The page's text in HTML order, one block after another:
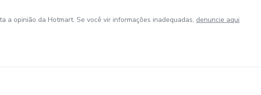
a opinião da Hotmart. Se você vir informações inadequadas, denuncie aqui